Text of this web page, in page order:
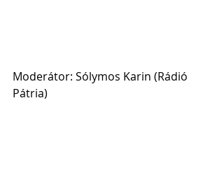
Moderátor: Sólymos Karin (Rádió
Pátria)